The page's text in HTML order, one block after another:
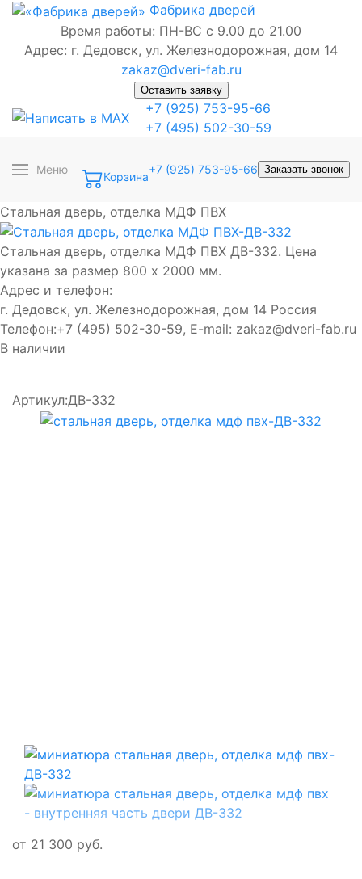
Фабрика дверей
Время работы: ПН-ВС с 9.00 до 21.00
Адрес: г. Дедовск, ул. Железнодорожная, дом 14
zakaz@dveri-fab.ru
Оставить заявку
+7 (925) 753-95-66
+7 (495) 502-30-59
Меню
Корзина
+7 (925) 753-95-66 Заказать звонок
Стальная дверь, отделка МДФ ПВХ
Стальная дверь, отделка МДФ ПВХ ДВ-332. Цена
указана за размер 800 х 2000 мм.
Адрес и телефон:
г. Дедовск, ул. Железнодорожная, дом 14 Россия
Телефон:+7 (495) 502-30-59, E-mail: zakaz@dveri-fab.ru
В наличии
Артикул:ДВ-332
от 21 300 руб.